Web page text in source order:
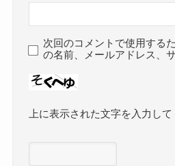
次回のコメントで使用する
の名前、メールアドレス、
上に表示された文字を入力して